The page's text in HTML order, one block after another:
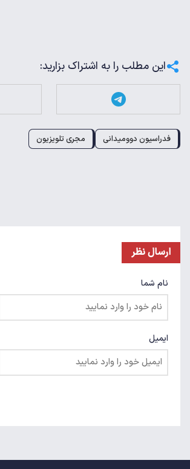
این مطلب را به اشتراک بزارید:
فدراسیون دوومیدانی مجری تلویزیون
ارسال نظر
نام شما
ایمیل